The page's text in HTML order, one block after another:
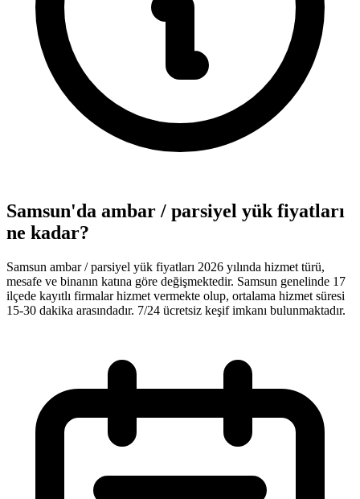
Samsun'da ambar / parsiyel yük fiyatları
ne kadar?
Samsun ambar / parsiyel yük fiyatları 2026 yılında hizmet türü,
mesafe ve binanın katına göre değişmektedir. Samsun genelinde 17
ilçede kayıtlı firmalar hizmet vermekte olup, ortalama hizmet süresi
15-30 dakika arasındadır. 7/24 ücretsiz keşif imkanı bulunmaktadır.